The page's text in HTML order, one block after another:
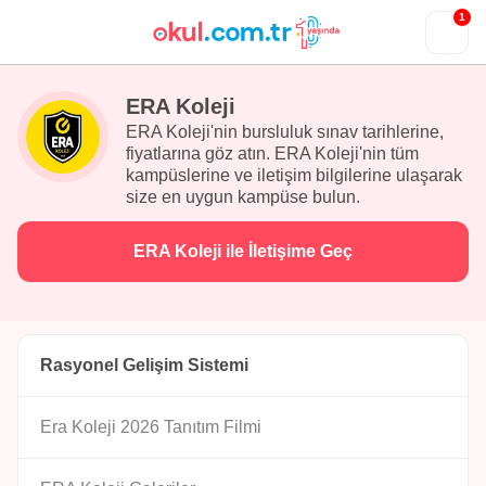
1
ERA Koleji
ERA Koleji'nin bursluluk sınav tarihlerine,
fiyatlarına göz atın. ERA Koleji'nin tüm
kampüslerine ve iletişim bilgilerine ulaşarak
size en uygun kampüse bulun.
ERA Koleji ile İletişime Geç
Rasyonel Gelişim Sistemi
Era Koleji 2026 Tanıtım Filmi